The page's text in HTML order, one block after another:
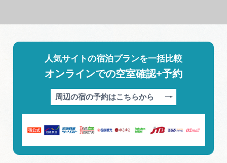
人気サイトの宿泊プランを一括比較
オンラインでの空室確認+予約
周辺の宿の予約はこちらから